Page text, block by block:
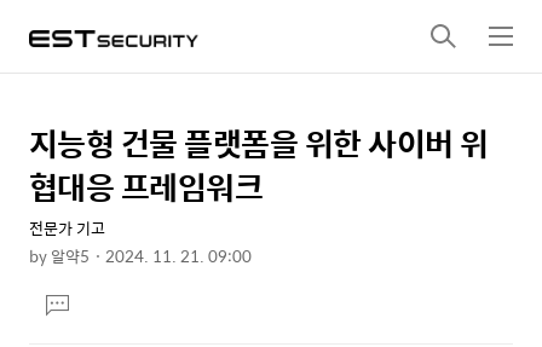
검
색
메
뉴
상
세
컨
텐
본
문
제
목
지능형 건물 플랫폼을 위한 사이버 위
협대응 프레임워크
전문가 기고
by알약5 2024. 11. 21. 09:00
문댓
글